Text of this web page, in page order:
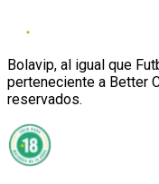
Bolavip, al igual que
perteneciente a Better
reservados.